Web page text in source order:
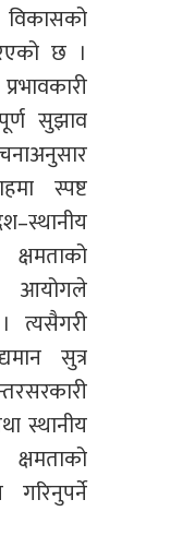
छ ।
सुझाव
स्पष्ट
आयोगले
त्यसैगरी
सुत्र
स्थानीय